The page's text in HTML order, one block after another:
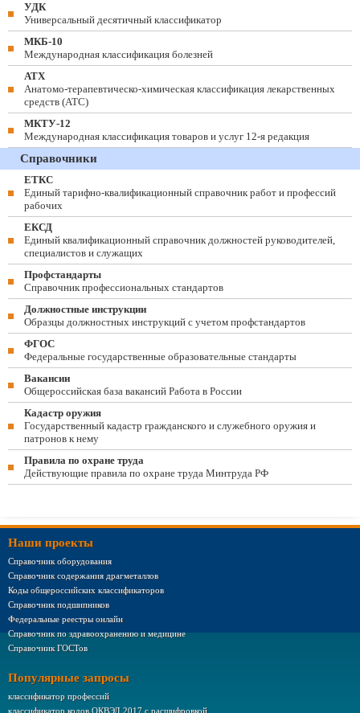
УДК
Универсальный десятичный классификатор
МКБ-10
Международная классификация болезней
АТХ
Анатомо-терапевтическо-химическая классификация лекарственных
средств (ATC)
МКТУ-12
Международная классификация товаров и услуг 12-я редакция
Справочники
ЕТКС
Единый тарифно-квалификационный справочник работ и профессий
рабочих
ЕКСД
Единый квалификационный справочник должностей руководителей,
специалистов и служащих
Профстандарты
Справочник профессиональных стандартов
Должностные инструкции
Образцы должностных инструкций с учетом профстандартов
ФГОС
Федеральные государственные образовательные стандарты
Вакансии
Общероссийская база вакансий Работа в России
Кадастр оружия
Государственный кадастр гражданского и служебного оружия и
патронов к нему
Правила по охране труда
Действующие правила по охране труда Минтруда РФ
Наши проекты
Справочник оборудования
Справочник содержания драгметаллов
Коды общероссийских классификаторов
Справочник подшипников
Федеральные реестры онлайн
Справочник по здравоохранению и медицине
Справочник ГОСТов
Популярные запросы
классификатор профессий
классификатор кодов ОКВЭД 2017 с расшифровкой